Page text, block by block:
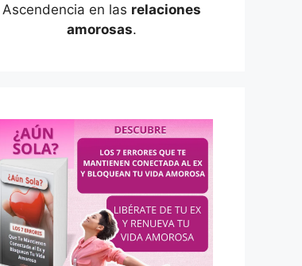
Ascendencia en las relaciones
amorosas.